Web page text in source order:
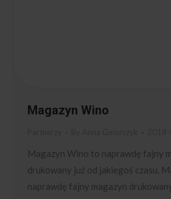
Magazyn Wino
Magazyn Wino to naprawdę fajny
drukowany już od jakiegoś czasu.
naprawdę fajny magazyn